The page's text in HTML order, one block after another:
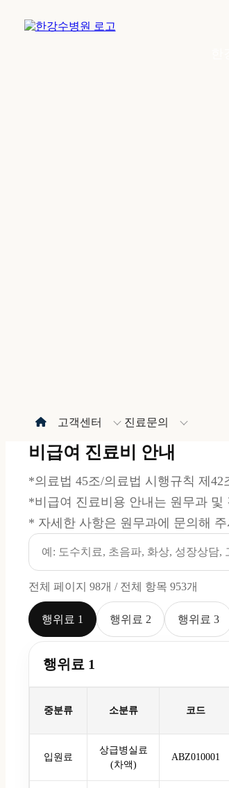
고객센터 진료문의
비급여 진료비 안내
*의료법 45조/의료법 시행규칙 제42
*비급여 진료비용 안내는 원무과
* 자세한 사항은 원무과에 문의해 주
전체 페이지 98개 / 전체 항목 953개
행위료 1 행위료 2 행위료 3
행위료 1
중분류 소분류 코드
입원료
상급병실료
(차액)
ABZ010001